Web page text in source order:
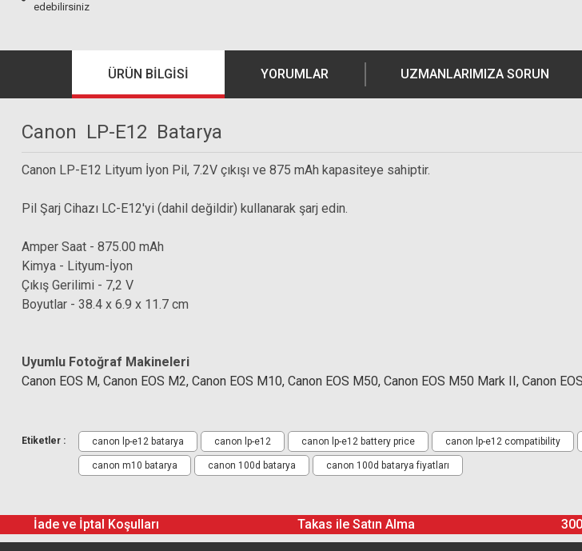
edebilirsiniz
ÜRÜN BILGISI YORUMLAR UZMANLARIMIZA SORUN
Canon LP-E12 Batarya
Canon LP-E12 Lityum İyon Pil, 7.2V çıkışı ve 875 mAh kapasiteye sahiptir.
Pil Şarj Cihazı LC-E12'yi (dahil değildir) kullanarak şarj edin.
Amper Saat - 875.00 mAh
Kimya - Lityum-İyon
Çıkış Gerilimi - 7,2 V
Boyutlar - 38.4 x 6.9 x 11.7 cm
Uyumlu Fotoğraf Makineleri
Canon EOS M, Canon EOS M2, Canon EOS M10, Canon EOS M50, Canon EOS M50 Mark II, Canon
Etiketler : canon lp-e12 batarya canon lp-e12 canon lp-e12 battery price canon lp-e12 compatibility
canon m10 batarya canon 100d batarya canon 100d batarya fiyatları
İade ve İptal Koşulları Takas ile Satın Alma